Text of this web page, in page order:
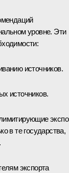
уровне. Эти
источников.
источников.
в те государства,
экспорта